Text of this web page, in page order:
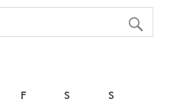
F S S